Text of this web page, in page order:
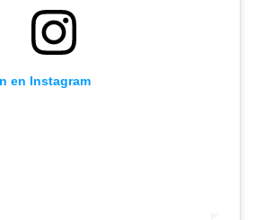
en Instagram